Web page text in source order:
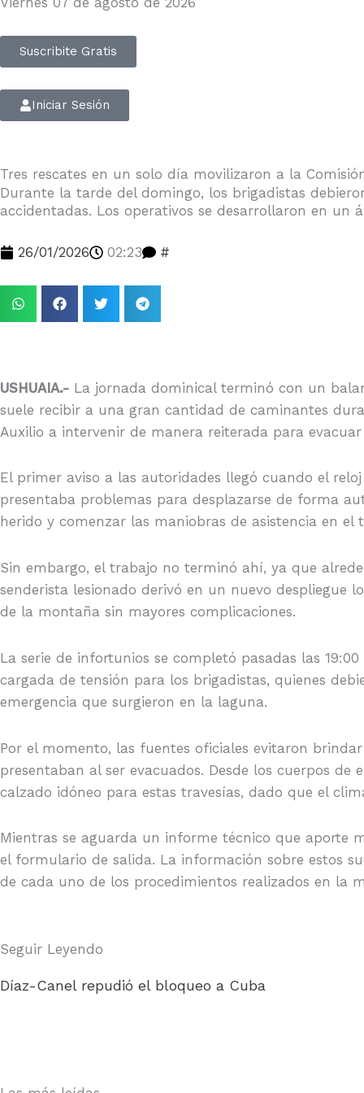
Suscribite Gratis
Iniciar Sesión
Tres rescates en un solo día movilizaron a la
Durante la tarde del domingo, los brigadistas
accidentadas. Los operativos se desarrollaron en un
26/01/2026 02:23 #
USHUAIA.- La jornada dominical terminó con un
suele recibir a una gran cantidad de caminantes
Auxilio a intervenir de manera reiterada para evacuar
El primer aviso a las autoridades llegó cuando el
presentaba problemas para desplazarse de forma
herido y comenzar las maniobras de asistencia en el
Sin embargo, el trabajo no terminó ahí, ya que
senderista lesionado derivó en un nuevo despliegue
de la montaña sin mayores complicaciones.
La serie de infortunios se completó pasadas las
cargada de tensión para los brigadistas, quienes
emergencia que surgieron en la laguna.
Por el momento, las fuentes oficiales evitaron
presentaban al ser evacuados. Desde los cuerpos
calzado idóneo para estas travesías, dado que el
Mientras se aguarda un informe técnico que aporte
el formulario de salida. La información sobre estos
de cada uno de los procedimientos realizados en la
Seguir Leyendo
Díaz-Canel repudió el bloqueo a Cuba